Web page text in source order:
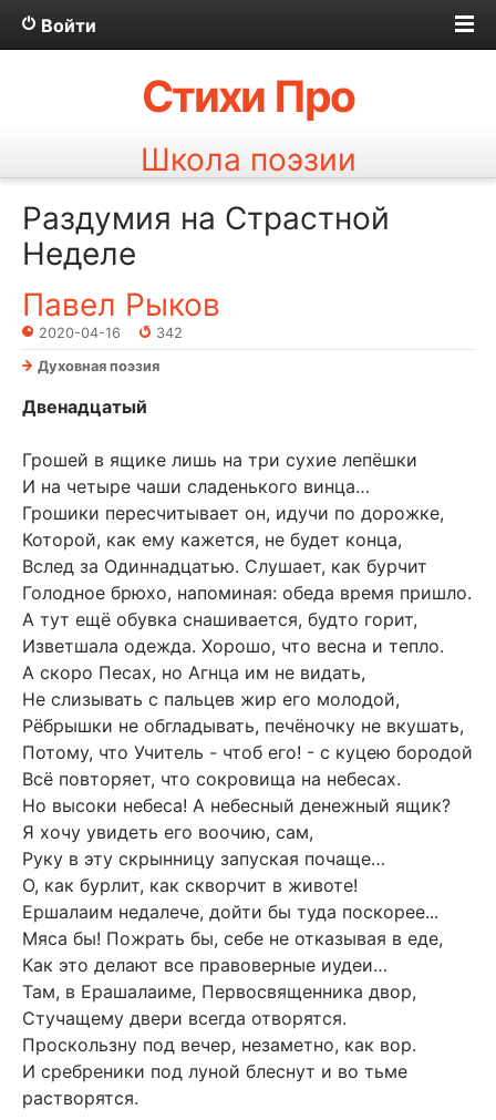
Войти
Стихи Про
Школа поэзии
Раздумия на Страстной
Неделе
Павел Рыков
2020-04-16
342
Духовная поэзия
Двенадцатый
Грошей в ящике лишь на три сухие лепёшки
И на четыре чаши сладенького винца…
Грошики пересчитывает он, идучи по дорожке,
Которой, как ему кажется, не будет конца,
Вслед за Одиннадцатью. Слушает, как бурчит
Голодное брюхо, напоминая: обеда время пришло.
А тут ещё обувка снашивается, будто горит,
Изветшала одежда. Хорошо, что весна и тепло.
А скоро Песах, но Агнца им не видать,
Не слизывать с пальцев жир его молодой,
Рёбрышки не обгладывать, печёночку не вкушать,
Потому, что Учитель - чтоб его! - с куцею бородой
Всё повторяет, что сокровища на небесах.
Но высоки небеса! А небесный денежный ящик?
Я хочу увидеть его воочию, сам,
Руку в эту скрынницу запуская почаще…
О, как бурлит, как скворчит в животе!
Ершалаим недалече, дойти бы туда поскорее...
Мяса бы! Пожрать бы, себе не отказывая в еде,
Как это делают все правоверные иудеи…
Там, в Ерашалаиме, Первосвященника двор,
Стучащему двери всегда отворятся.
Проскользну под вечер, незаметно, как вор.
И сребреники под луной блеснут и во тьме
растворятся.